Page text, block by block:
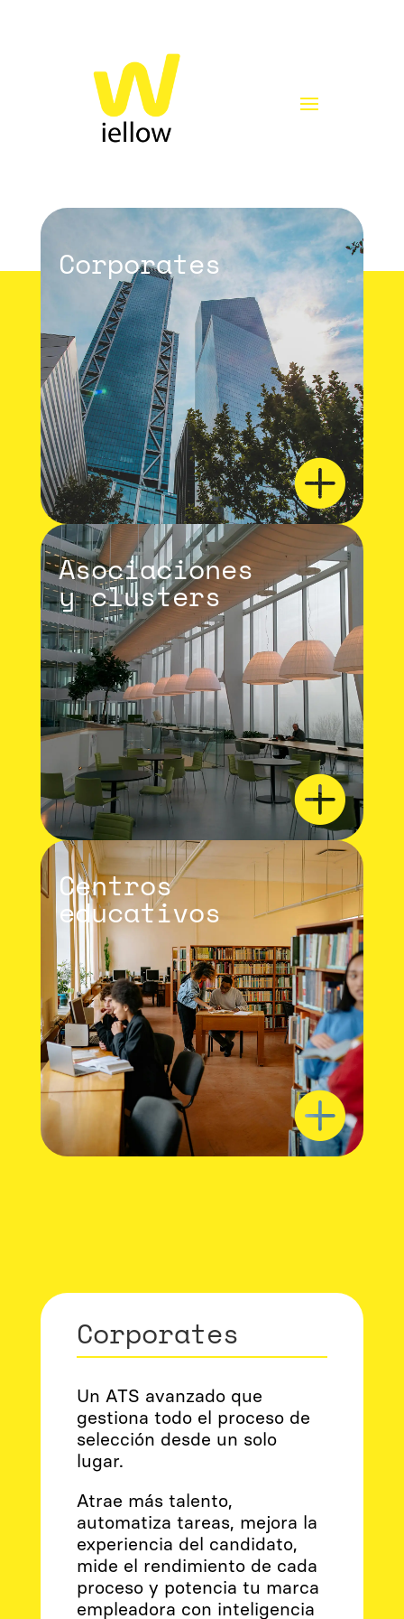
Corporates

Asociaciones
y clusters

Centros
educativos

Corporates
Un ATS avanzado que
gestiona todo el proceso de
selección desde un solo
lugar.
Atrae más talento,
automatiza tareas, mejora la
experiencia del candidato,
mide el rendimiento de cada
proceso y potencia tu marca
empleadora con inteligencia